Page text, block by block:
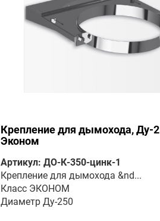
Крепление для дымохода, Ду-
Эконом
Артикул: ДО-К-350-цинк-1
Крепление для дымохода &nd...
Класс ЭКОНОМ
Диаметр Ду-250